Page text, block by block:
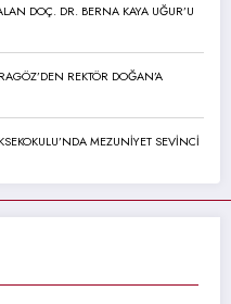
DOÇ. DR. BERNA KAYA UĞUR’U
REKTÖR DOĞAN’A
MEZUNİYET SEVİNCİ